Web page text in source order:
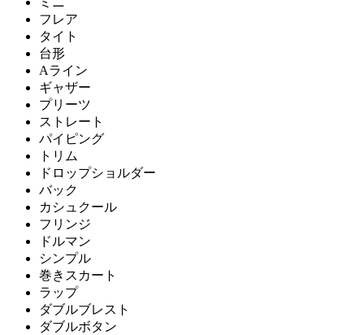
フレア
タイト
台形
Aライン
ギャザー
プリーツ
ストレート
パイピング
トリム
ドロップショルダー
バック
カシュクール
フリンジ
ドルマン
シンプル
巻きスカート
ラップ
ダブルブレスト
ダブルボタン